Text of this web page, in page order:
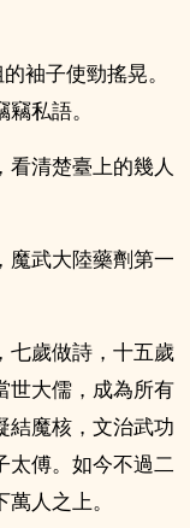
袖子使勁搖晃。
私語。
看清楚臺上的幾人
魔武大陸藥劑第一
七歲做詩，十五歲
世大儒，成為所有
結魔核，文治武功
太傅。如今不過二
人之上。